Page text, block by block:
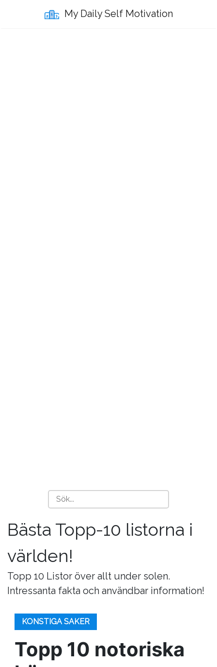
My Daily Self Motivation
Bästa Topp-10 listorna i
världen!
Topp 10 Listor över allt under solen.
Intressanta fakta och användbar information!
KONSTIGA SAKER
Topp 10 notoriska